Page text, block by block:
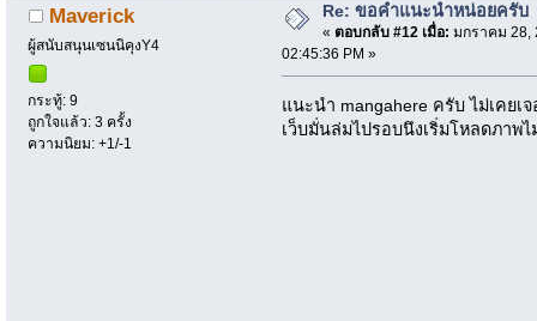
Maverick
ผู้สนับสนุนเซนนิคุงY4
กระทู้: 9
ถูกใจแล้ว: 3 ครั้ง
ความนิยม: +1/-1
Re: ขอคำแนะนำหน่อยครับ
« ตอบกลับ #12 เมื่อ: มกราคม 28,
02:45:36 PM »
แนะนำ mangahere ครับ ไม่เคย
เว็บมั่นล่มไปรอบนึงเริ่มโหลดภาพ